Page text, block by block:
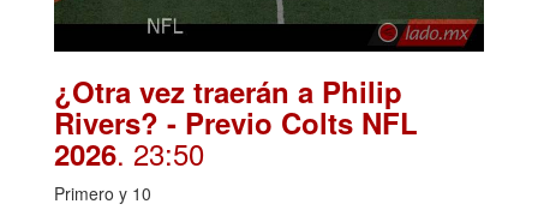
¿Otra vez traerán a Philip
Rivers? - Previo Colts NFL
2026. 23:50
Primero y 10